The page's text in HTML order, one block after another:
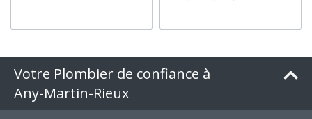
Votre Plombier de confiance à
Any-Martin-Rieux